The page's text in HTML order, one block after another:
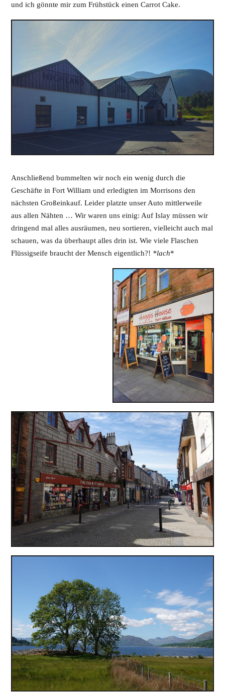
und ich gönnte mir zum Frühstück einen Carrot Cake.
Anschließend bummelten wir noch ein wenig durch die
Geschäfte in Fort William und erledigten im Morrisons den
nächsten Großeinkauf. Leider platzte unser Auto mittlerweile
aus allen Nähten … Wir waren uns einig: Auf Islay müssen wir
dringend mal alles ausräumen, neu sortieren, vielleicht auch mal
schauen, was da überhaupt alles drin ist. Wie viele Flaschen
Flüssigseife braucht der Mensch eigentlich?! *lach*